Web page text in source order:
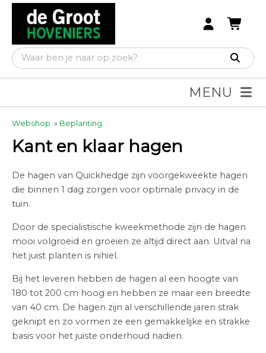
MENU
Webshop » Beplanting
Kant en klaar hagen
De hagen van Quickhedge zijn voorgekweekte hagen
die binnen 1 dag zorgen voor optimale privacy in de
tuin.
Door de specialistische kweekmethode zijn de hagen
mooi volgroeid en groeien ze altijd direct aan. Uitval na
het juist planten is nihiel.
Bij het leveren hebben de hagen al een hoogte van
180 tot 200 cm hoog en hebben ze maar een breedte
van 40 cm. De hagen zijn al verschillende jaren strak
geknipt en zo vormen ze een gemakkelijke en strakke
basis voor het juiste onderhoud nadien.